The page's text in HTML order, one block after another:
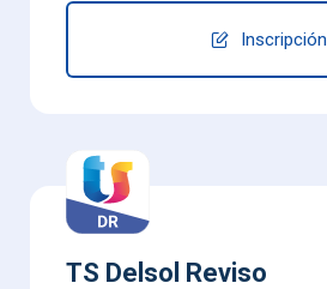
Inscripción
TS Delsol Reviso